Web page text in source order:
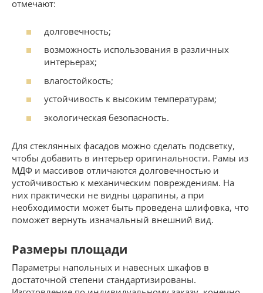
отмечают:
долговечность;
возможность использования в различных
интерьерах;
влагостойкость;
устойчивость к высоким температурам;
экологическая безопасность.
Для стеклянных фасадов можно сделать подсветку,
чтобы добавить в интерьер оригинальности. Рамы из
МДФ и массивов отличаются долговечностью и
устойчивостью к механическим повреждениям. На
них практически не видны царапины, а при
необходимости может быть проведена шлифовка, что
поможет вернуть изначальный внешний вид.
Размеры площади
Параметры напольных и навесных шкафов в
достаточной степени стандартизированы.